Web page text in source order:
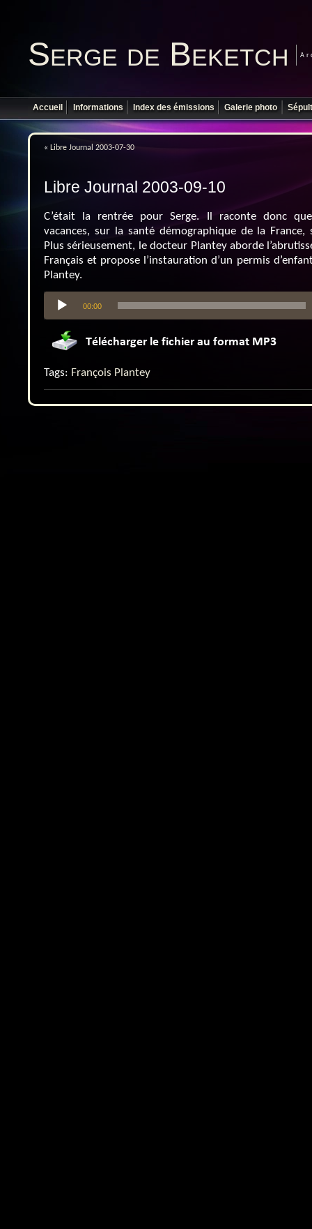
Serge de Beketch
Accueil Informations Index des émissions Galerie photo
« Libre Journal 2003-07-30
Libre Journal 2003-09-10
C’était la rentrée pour Serge. Il raconte donc
vacances, sur la santé démographique de la
Plus sérieusement, le docteur Plantey aborde
Français et propose l’instauration d’un permis
Plantey.
Lecteur
audio
00:00
Tags: François Plantey